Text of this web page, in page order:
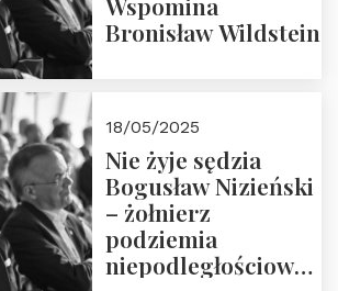
Bronisław Wildstein
18/05/2025
Nie żyje sędzia
Bogusław Nizieński
– żołnierz
podziemia
niepodległościowego